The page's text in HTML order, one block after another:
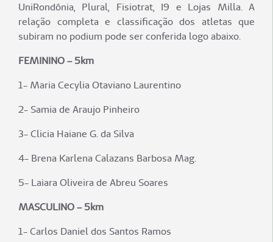
UniRondônia, Plural, Fisiotrat, I9 e Lojas Milla. A
relação completa e classificação dos atletas que
subiram no podium pode ser conferida logo abaixo.
FEMININO – 5km
1- Maria Cecylia Otaviano Laurentino
2- Samia de Araujo Pinheiro
3- Clicia Haiane G. da Silva
4- Brena Karlena Calazans Barbosa Mag.
5- Laiara Oliveira de Abreu Soares
MASCULINO – 5km
1- Carlos Daniel dos Santos Ramos